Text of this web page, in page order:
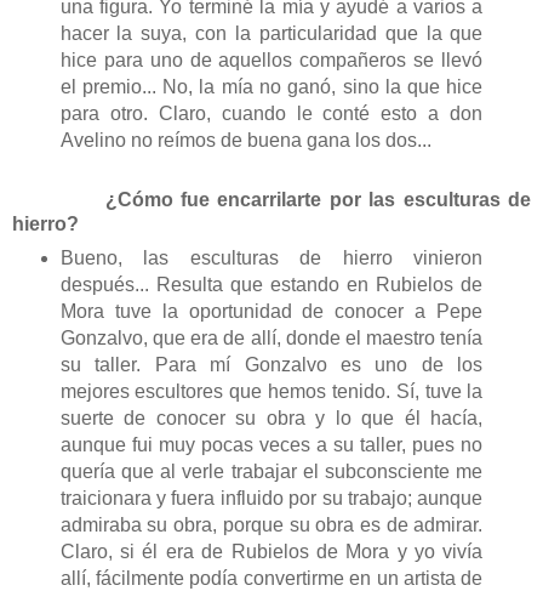
una figura. Yo terminé la mía y ayudé a varios a
hacer la suya, con la particularidad que la que
hice para uno de aquellos compañeros se llevó
el premio... No, la mía no ganó, sino la que hice
para otro. Claro, cuando le conté esto a don
Avelino no reímos de buena gana los dos...
¿Cómo fue encarrilarte por las esculturas de
hierro?
Bueno, las esculturas de hierro vinieron
después... Resulta que estando en Rubielos de
Mora tuve la oportunidad de conocer a Pepe
Gonzalvo, que era de allí, donde el maestro tenía
su taller. Para mí Gonzalvo es uno de los
mejores escultores que hemos tenido. Sí, tuve la
suerte de conocer su obra y lo que él hacía,
aunque fui muy pocas veces a su taller, pues no
quería que al verle trabajar el subconsciente me
traicionara y fuera influido por su trabajo; aunque
admiraba su obra, porque su obra es de admirar.
Claro, si él era de Rubielos de Mora y yo vivía
allí, fácilmente podía convertirme en un artista de